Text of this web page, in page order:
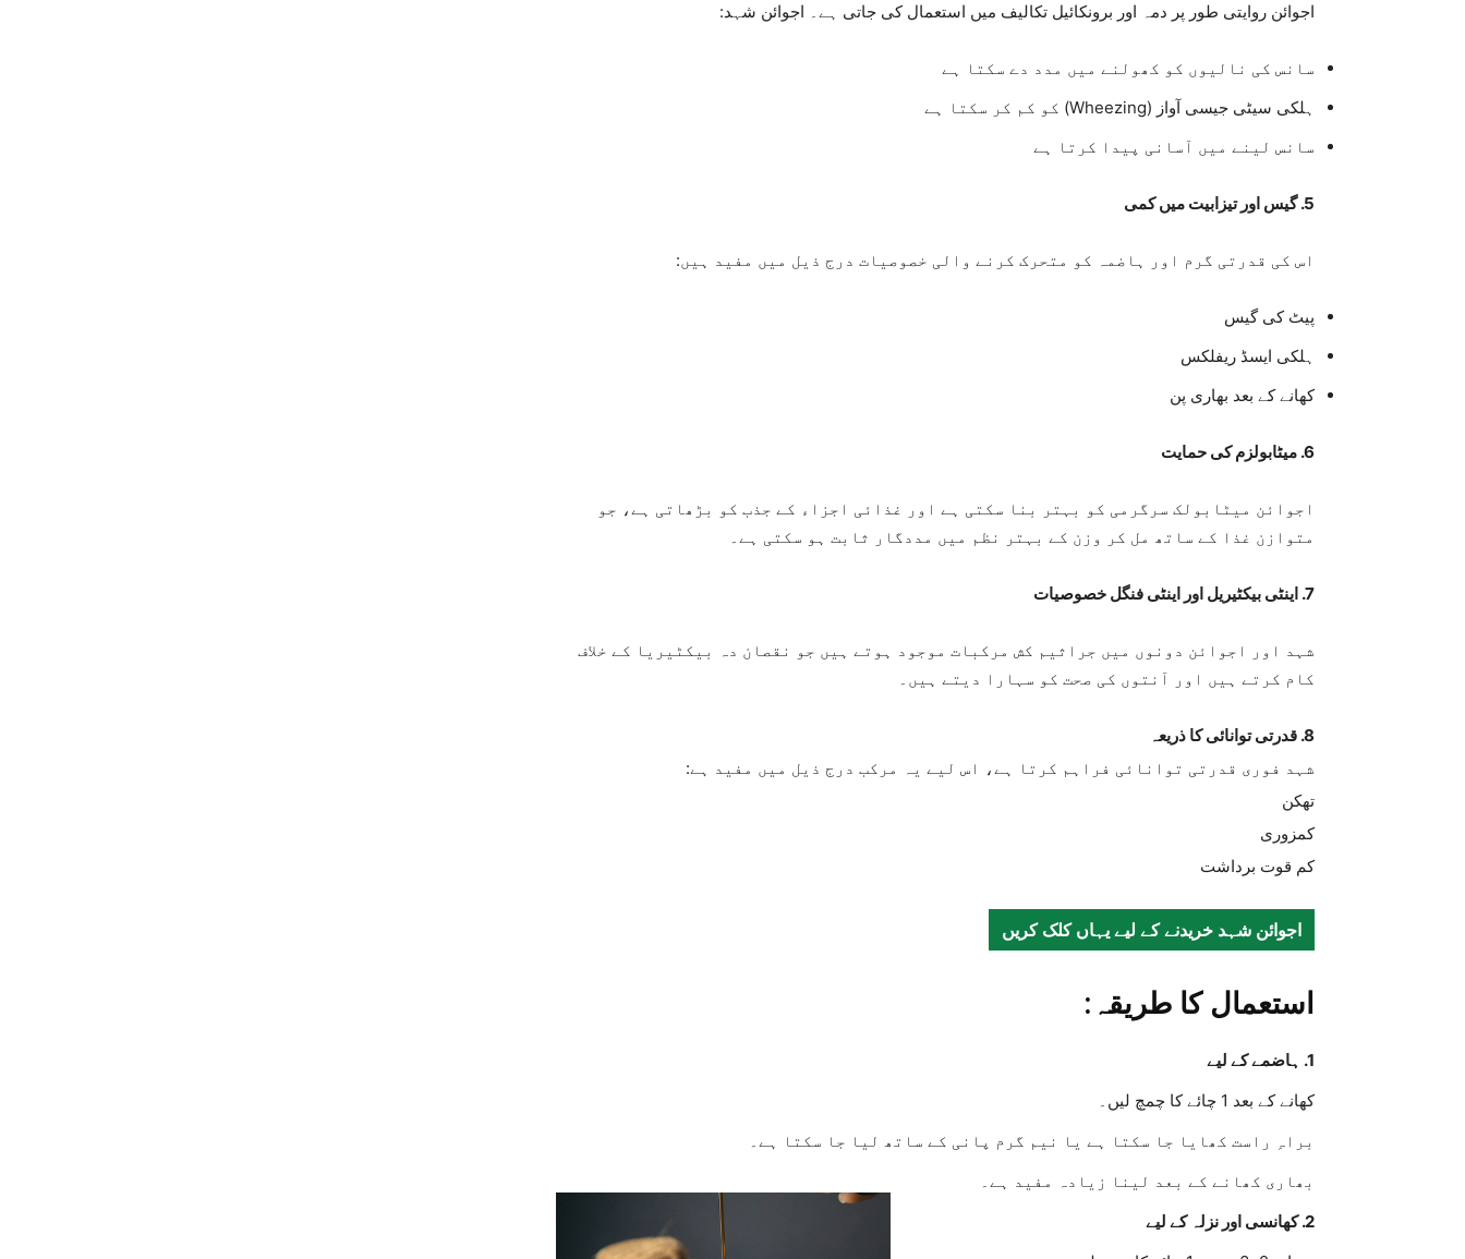
اجوائن روایتی طور پر دمہ اور برونکائیل تکالیف میں استعمال کی جاتی ہے۔ اجوائن شہد:
سانس کی نالیوں کو کھولنے میں مدد دے سکتا ہے
ہلکی سیٹی جیسی آواز (Wheezing) کو کم کر سکتا ہے
سانس لینے میں آسانی پیدا کرتا ہے
5. گیس اور تیزابیت میں کمی
اس کی قدرتی گرم اور ہاضمہ کو متحرک کرنے والی خصوصیات درج ذیل میں مفید ہیں:
پیٹ کی گیس
ہلکی ایسڈ ریفلکس
کھانے کے بعد بھاری پن
6. میٹابولزم کی حمایت
اجوائن میٹابولک سرگرمی کو بہتر بنا سکتی ہے اور غذائی اجزاء کے جذب کو بڑھاتی ہے، جو
متوازن غذا کے ساتھ مل کر وزن کے بہتر نظم میں مددگار ثابت ہو سکتی ہے۔
7. اینٹی بیکٹیریل اور اینٹی فنگل خصوصیات
شہد اور اجوائن دونوں میں جراثیم کش مرکبات موجود ہوتے ہیں جو نقصان دہ بیکٹیریا کے خلاف
کام کرتے ہیں اور آنتوں کی صحت کو سہارا دیتے ہیں۔
8. قدرتی توانائی کا ذریعہ
شہد فوری قدرتی توانائی فراہم کرتا ہے، اس لیے یہ مرکب درج ذیل میں مفید ہے:
تھکن
کمزوری
کم قوت برداشت
اجوائن شہد خریدنے کے لیے یہاں کلک کریں
استعمال کا طریقہ:
1. ہاضمے کے لیے
کھانے کے بعد 1 چائے کا چمچ لیں۔
براہِ راست کھایا جا سکتا ہے یا نیم گرم پانی کے ساتھ لیا جا سکتا ہے۔
بھاری کھانے کے بعد لینا زیادہ مفید ہے۔
2. کھانسی اور نزلہ کے لیے